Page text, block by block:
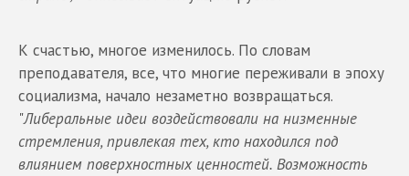
К счастью, многое изменилось. По словам
преподавателя, все, что многие переживали в эпоху
социализма, начало незаметно возвращаться.
"Либеральные идеи воздействовали на низменные
стремления, привлекая тех, кто находился под
влиянием поверхностных ценностей. Возможность